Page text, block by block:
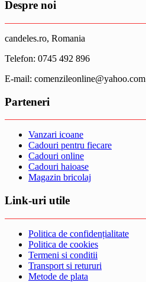
26.40 lei.
Despre noi
candeles.ro, Romania
Telefon: 0745 492 896
E-mail: comenzileonline@yahoo.com
Parteneri
Vanzari icoane
Cadouri pentru fiecare
Cadouri online
Cadouri haioase
Magazin bricolaj
Link-uri utile
Politica de confidențialitate
Politica de cookies
Termeni si conditii
Transport si retururi
Metode de plata